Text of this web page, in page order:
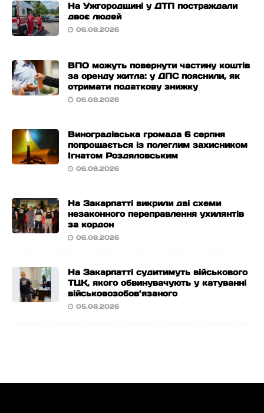
На Ужгородщині у ДТП постраждали
двоє людей
06.08.2026
ВПО можуть повернути частину коштів
за оренду житла: у ДПС пояснили, як
отримати податкову знижку
06.08.2026
Виноградівська громада 6 серпня
попрощається із полеглим захисником
Ігнатом Роздяловським
06.08.2026
На Закарпатті викрили дві схеми
незаконного переправлення ухилянтів
за кордон
06.08.2026
На Закарпатті судитимуть військового
ТЦК, якого обвинувачують у катуванні
військовозобов’язаного
05.08.2026